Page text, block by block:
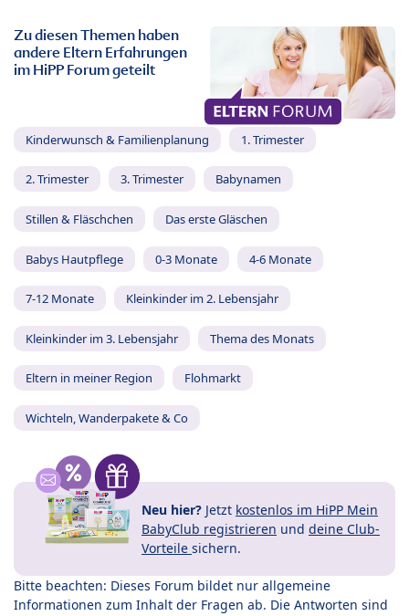
Zu diesen Themen haben
andere Eltern Erfahrungen
im HiPP Forum geteilt
Kinderwunsch & Familienplanung 1. Trimester
2. Trimester 3. Trimester Babynamen
Stillen & Fläschchen Das erste Gläschen
Babys Hautpflege 0-3 Monate 4-6 Monate
7-12 Monate Kleinkinder im 2. Lebensjahr
Kleinkinder im 3. Lebensjahr Thema des Monats
Eltern in meiner Region Flohmarkt
Wichteln, Wanderpakete & Co
Neu hier? Jetzt kostenlos im HiPP Mein
BabyClub registrieren und deine Club-
Vorteile sichern.
Bitte beachten: Dieses Forum bildet nur allgemeine
Informationen zum Inhalt der Fragen ab. Die Antworten sind